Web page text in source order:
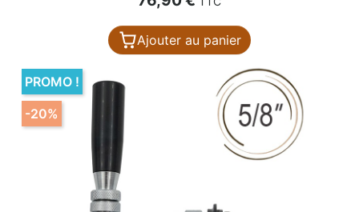
Ajouter au panier
PROMO !
-20%